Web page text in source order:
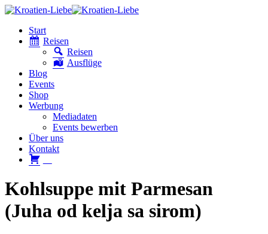
Start
Reisen
Reisen
Ausflüge
Blog
Events
Shop
Werbung
Mediadaten
Events bewerben
Über uns
Kontakt
Kohlsuppe mit Parmesan
(Juha od kelja sa sirom)